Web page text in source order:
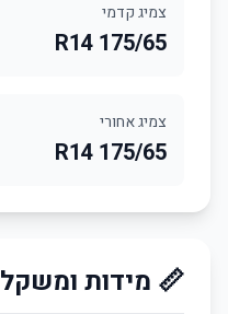
צמיג קדמי
175/65 R14
צמיג אחורי
175/65 R14
📏 מידות ומשקל